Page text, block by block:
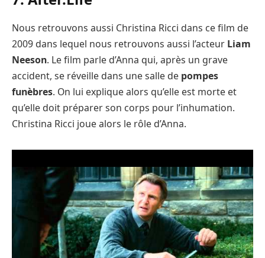
Nous retrouvons aussi Christina Ricci dans ce film de
2009 dans lequel nous retrouvons aussi l’acteur Liam
Neeson. Le film parle d’Anna qui, après un grave
accident, se réveille dans une salle de pompes
funèbres. On lui explique alors qu’elle est morte et
qu’elle doit préparer son corps pour l’inhumation.
Christina Ricci joue alors le rôle d’Anna.